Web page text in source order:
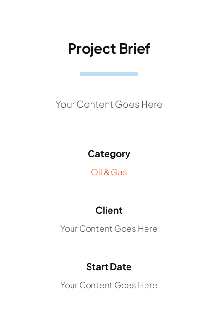
Project Brief
Your Content Goes Here
Category
Oil & Gas
Client
Your Content Goes Here
Start Date
Your Content Goes Here